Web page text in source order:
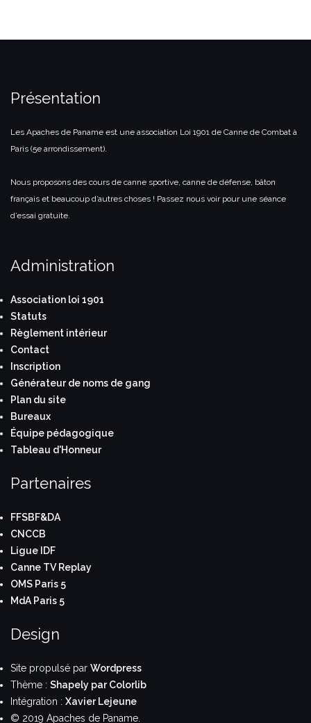
Présentation
Les Apaches de Paname est une association Loi 1901 de Canne de Combat à
Paris (5e arrondissement).
Nous proposons des cours de canne sportive, canne de défense, bâton
français et beaucoup d’autres choses ! Passez nous voir pour une séance
d’essai gratuite.
Administration
Association loi 1901
Statuts
Règlement intérieur
Contact
Inscription
Générateur de noms de gang
Plan du site
Bureaux
Équipe pédagogique
Tableau d'Honneur
Partenaires
FFSBF&DA
CNCCB
Ligue IDF
Canne TV Replay
OMS Paris 5
MdA Paris 5
Design
Site propulsé par Wordpress
Thème : Shapely par Colorlib
Intégration : Xavier Lejeune
© 2019 Apaches de Paname.